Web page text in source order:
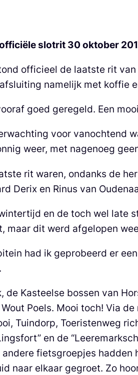
slotrit 30 oktober
officieel de laatste rit
namelijk met koffie
goed geregeld. Een
voor vanochtend
weer, met nagenoeg
rit waren, ondanks de
Derix en Rinus van
en de toch wel late
maar dit werd afgelopen
had ik geprobeerd er
de Kasteelse bossen van
Wout Poels. Mooi toch! Via
Tuindorp, Toeristenweg
en de
fietsgroepjes hadden
naar elkaar gegroet. Zo